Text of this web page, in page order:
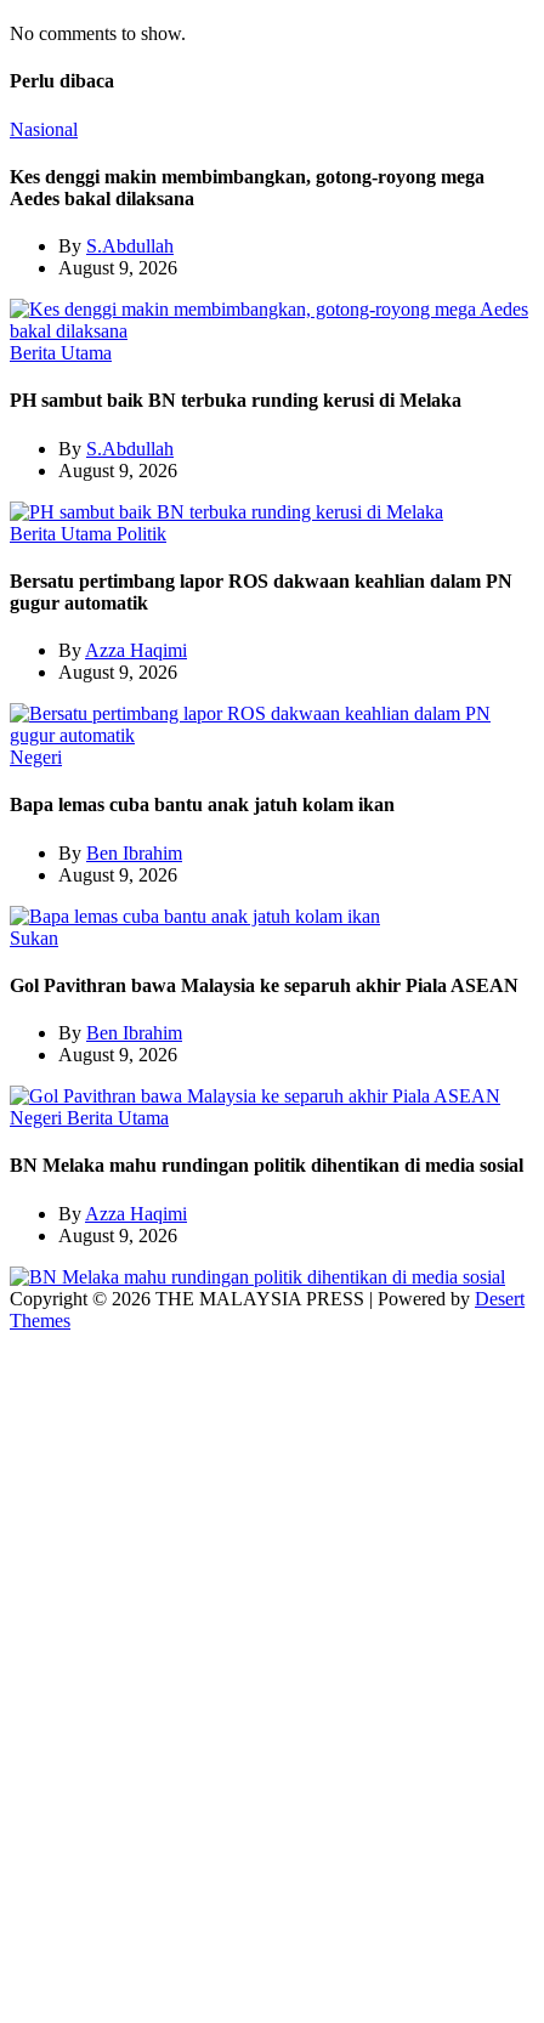
No comments to show.
Perlu dibaca
Nasional
Kes denggi makin membimbangkan, gotong-royong mega
Aedes bakal dilaksana
By S.Abdullah
August 9, 2026
Berita Utama
PH sambut baik BN terbuka runding kerusi di Melaka
By S.Abdullah
August 9, 2026
Berita Utama Politik
Bersatu pertimbang lapor ROS dakwaan keahlian dalam PN
gugur automatik
By Azza Haqimi
August 9, 2026
Negeri
Bapa lemas cuba bantu anak jatuh kolam ikan
By Ben Ibrahim
August 9, 2026
Sukan
Gol Pavithran bawa Malaysia ke separuh akhir Piala ASEAN
By Ben Ibrahim
August 9, 2026
Negeri Berita Utama
BN Melaka mahu rundingan politik dihentikan di media sosial
By Azza Haqimi
August 9, 2026
Copyright © 2026 THE MALAYSIA PRESS | Powered by Desert
Themes